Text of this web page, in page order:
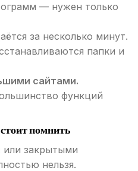
— нужен только
за несколько минут.
папки и
сайтами.
функций
помнить
или закрытыми
нельзя.